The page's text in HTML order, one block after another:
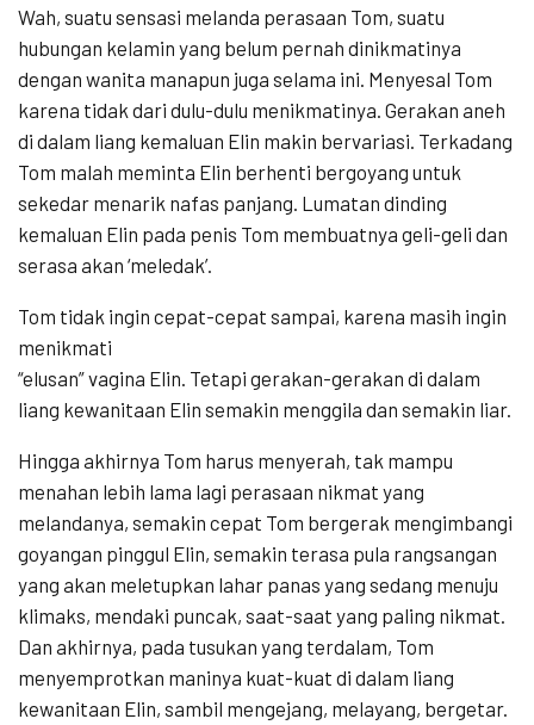
Wah, suatu sensasi melanda perasaan Tom, suatu
hubungan kelamin yang belum pernah dinikmatinya
dengan wanita manapun juga selama ini. Menyesal Tom
karena tidak dari dulu-dulu menikmatinya. Gerakan aneh
di dalam liang kemaluan Elin makin bervariasi. Terkadang
Tom malah meminta Elin berhenti bergoyang untuk
sekedar menarik nafas panjang. Lumatan dinding
kemaluan Elin pada penis Tom membuatnya geli-geli dan
serasa akan ‘meledak’.
Tom tidak ingin cepat-cepat sampai, karena masih ingin
menikmati
“elusan” vagina Elin. Tetapi gerakan-gerakan di dalam
liang kewanitaan Elin semakin menggila dan semakin liar.
Hingga akhirnya Tom harus menyerah, tak mampu
menahan lebih lama lagi perasaan nikmat yang
melandanya, semakin cepat Tom bergerak mengimbangi
goyangan pinggul Elin, semakin terasa pula rangsangan
yang akan meletupkan lahar panas yang sedang menuju
klimaks, mendaki puncak, saat-saat yang paling nikmat.
Dan akhirnya, pada tusukan yang terdalam, Tom
menyemprotkan maninya kuat-kuat di dalam liang
kewanitaan Elin, sambil mengejang, melayang, bergetar.